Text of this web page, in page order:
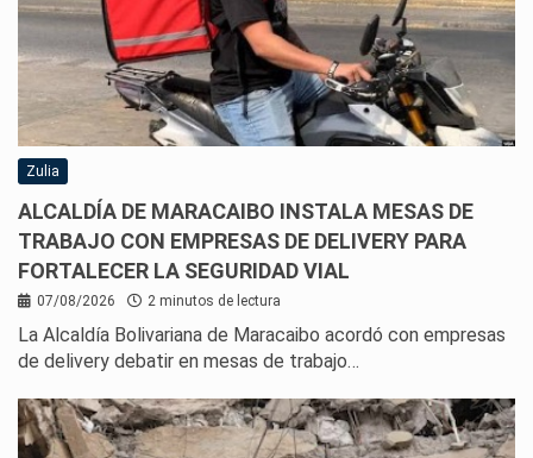
Zulia
ALCALDÍA DE MARACAIBO INSTALA MESAS DE
TRABAJO CON EMPRESAS DE DELIVERY PARA
FORTALECER LA SEGURIDAD VIAL
07/08/2026 2 minutos de lectura
La Alcaldía Bolivariana de Maracaibo acordó con empresas
de delivery debatir en mesas de trabajo…